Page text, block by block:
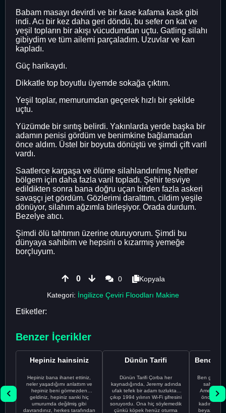
Babam masayı devirdi ve bir kase kafama kask gibi
indi. Acı bir kez daha geri döndü, bu sefer on kat ve
yeşil topların bir akışı vücudumdan uçtu. Gatling silahı
gibiydim ve tüm ailemi parçaladım. Uzuvlar ve kan
kapladı.
Güç harikaydı.
Dikkatle top boyutlu üyemde sokağa çıktım.
Yeşil toplar, memurumdan geçerek hızlı bir şekilde
uçtu.
Yüzümde bir sırıtış belirdi. Yakınlarda yerde başka bir
adamın penisi gördüm ve benimkine bağlamadan
önce aldım. Üstel bir boyuta dönüştü ve şimdi çift varil
vardı.
Saatlerce kargaşa ve ölüme silahlandırılmış Nether
bölgem için daha fazla varil topladı. Şehir tesviye
edildikten sonra bana doğru uçan birden fazla askeri
savaşçı jet gördüm. Gözlerimi daralttım, cildim yeşile
dönüyor, silahım ağzımla birleşiyor. Orada durdum.
Bezelye atıcı.
Şimdi ölü tahtımın üzerine oturuyorum. Şimdi bu
dünyaya sahibim ve hepsini o kızarmış yemeğe
borçluyum.
0 0
Kopyala
Kategori: İngilizce Çeviri Floodları Makine
Etiketler:
Benzer İçerikler
Hepiniz hainsiniz
Hepiniz bana ihanet ettiniz,
neler yaşadığımı anlattım ve
hepiniz beni görmezden
geldiniz, hepiniz sanki hiç
umurumda değilmiş gibi
davrandınız, herkes tarafından
Dünün Tarifi
Dünün Tarifi Çorba her
kaynadığında, Jeremy adında
ufak tefek bir adam tuzluktan
çıkıp 1994 yılının Wi-Fi şifresini
soruyordu. Ona hiç söylemedik
çünkü köpek henüz oturma
Ben gururlu
sahip
önce
kadınla
beyaz